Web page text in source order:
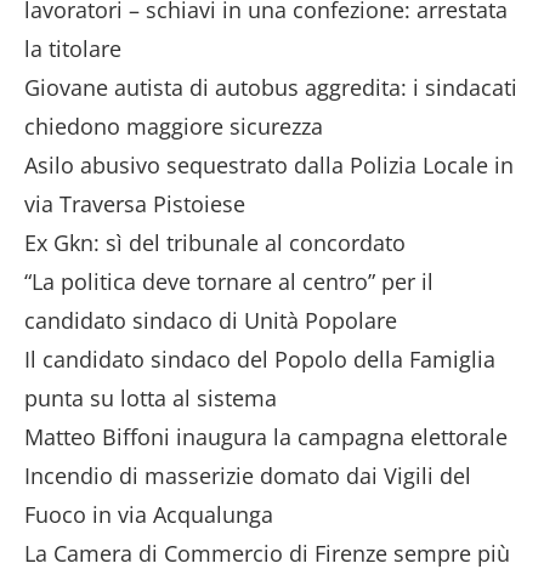
lavoratori – schiavi in una confezione: arrestata
la titolare
Giovane autista di autobus aggredita: i sindacati
chiedono maggiore sicurezza
Asilo abusivo sequestrato dalla Polizia Locale in
via Traversa Pistoiese
Ex Gkn: sì del tribunale al concordato
“La politica deve tornare al centro” per il
candidato sindaco di Unità Popolare
Il candidato sindaco del Popolo della Famiglia
punta su lotta al sistema
Matteo Biffoni inaugura la campagna elettorale
Incendio di masserizie domato dai Vigili del
Fuoco in via Acqualunga
La Camera di Commercio di Firenze sempre più